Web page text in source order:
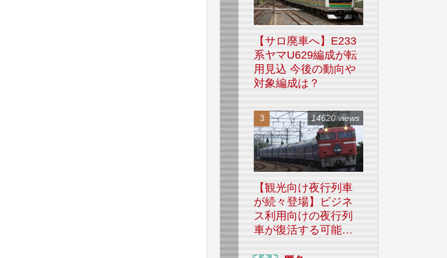
【サロ廃車へ】E233
系ヤマU629編成が転
用見込 今後の動向や
対象編成は？
【観光向け夜行列車
が続々登場】ビジネ
ス利用向けの夜行列
車が復活する可能性
14620 views